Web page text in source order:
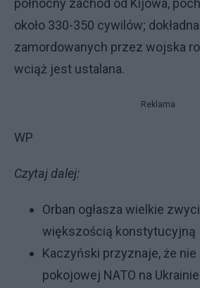
około 330-350 cywilów;
zamordowanych przez wojska
wciąż jest ustalana.
Reklama
WP
Czytaj dalej:
Orban ogłasza wielkie
większością konstytucyjną
Kaczyński przyznaje, że
pokojowej NATO na